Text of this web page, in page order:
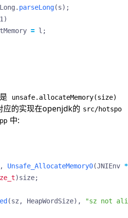
Long . parseLong(s);
1 )
= l ;
unsafe.allocateMemory(size)
应的实现在openjdk的 src/hotspo
中:
, Unsafe_AllocateMemory0(JNIEnv *
)size;
(sz , HeapWordSize), "sz not